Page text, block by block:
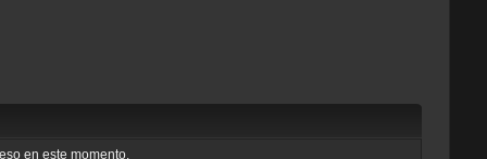
en este momento.